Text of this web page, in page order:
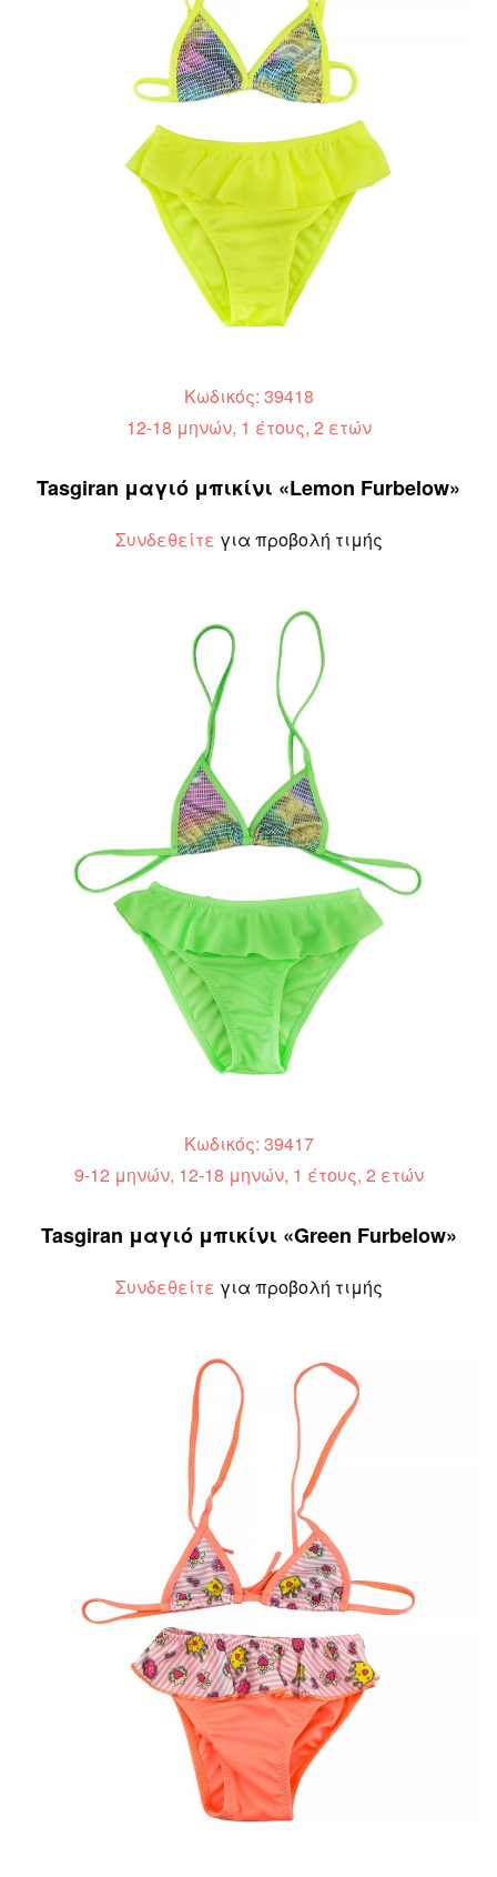
Κωδικός: 39418
12-18 μηνών, 1 έτους, 2 ετών
Tasgiran μαγιό μπικίνι «Lemon Furbelow»
Συνδεθείτε για προβολή τιμής
Κωδικός: 39417
9-12 μηνών, 12-18 μηνών, 1 έτους, 2 ετών
Tasgiran μαγιό μπικίνι «Green Furbelow»
Συνδεθείτε για προβολή τιμής